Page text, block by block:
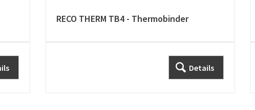
RECO THERM TB4 - Thermobinder
Details